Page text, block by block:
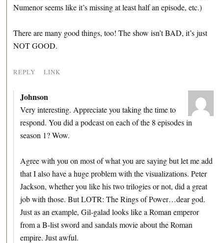
Numenor seems like it’s missing at least half an episode, etc.)
There are many good things, too! The show isn’t BAD, it’s just
NOT GOOD.
REPLY LINK
Johnson
Very interesting. Appreciate you taking the time to
respond. You did a podcast on each of the 8 episodes in
season 1? Wow.
Agree with you on most of what you are saying but let me add
that I also have a huge problem with the visualizations. Peter
Jackson, whether you like his two trilogies or not, did a great
job with those. But LOTR: The Rings of Power…dear god.
Just as an example, Gil-galad looks like a Roman emperor
from a B-list sword and sandals movie about the Roman
empire. Just awful.